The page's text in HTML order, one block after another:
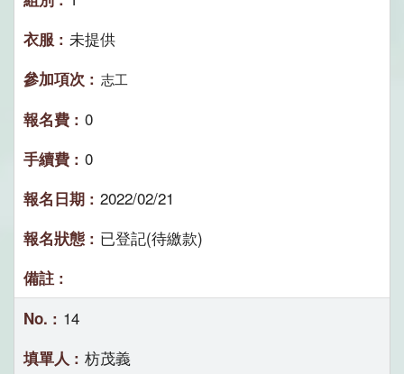
未提供
志工
0
0
2022/02/21
已登記(待繳款)
14
枋茂義